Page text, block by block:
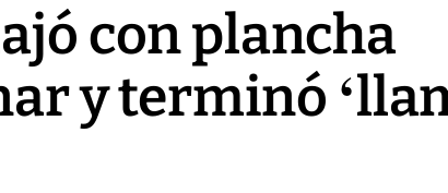
con plancha
y terminó